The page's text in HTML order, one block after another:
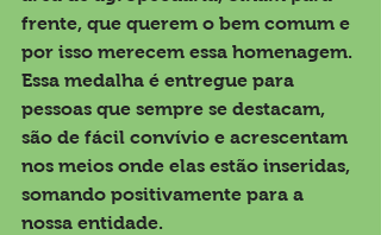
frente, que querem o bem comum e
por isso merecem essa homenagem.
Essa medalha é entregue para
pessoas que sempre se destacam,
são de fácil convívio e acrescentam
nos meios onde elas estão inseridas,
somando positivamente para a
nossa entidade.